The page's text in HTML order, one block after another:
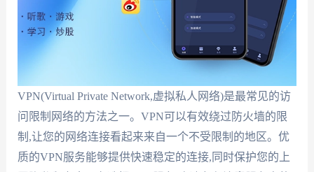
VPN(Virtual Private Network,虚拟私人网络)是最常见的访
问限制网络的方法之一。VPN可以有效绕过防火墙的限
制,让您的网络连接看起来来自一个不受限制的地区。优
质的VPN服务能够提供快速稳定的连接,同时保护您的上